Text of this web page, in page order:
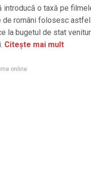
introducă o taxă pe
de români folosesc
la bugetul de stat
Citește mai mult
online